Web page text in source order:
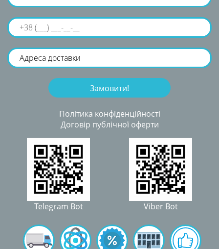
Політика конфіденційності
Договір публічної оферти
Telegram Bot Viber Bot